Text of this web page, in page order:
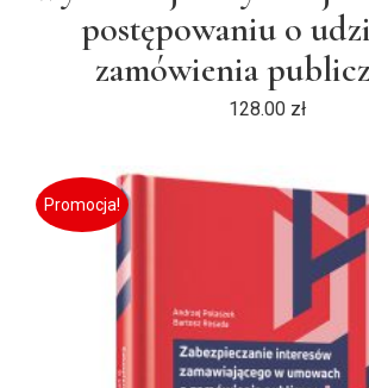
postępowaniu o
zamówienia
128.00 zł
Promocja!